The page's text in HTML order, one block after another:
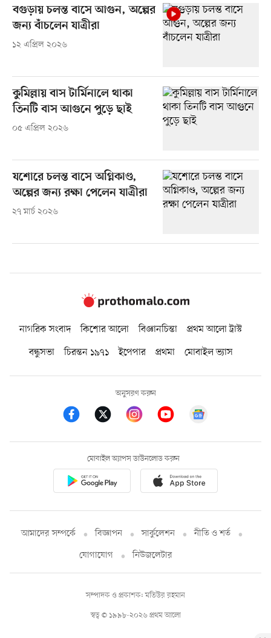
বগুড়ায় চলন্ত বাসে আগুন, অল্পের
জন্য বাঁচলেন যাত্রীরা
১২ এপ্রিল ২০২৬
কুমিল্লায় বাস টার্মিনালে থাকা
তিনটি বাস আগুনে পুড়ে ছাই
০৫ এপ্রিল ২০২৬
যশোরে চলন্ত বাসে অগ্নিকাণ্ড,
অল্পের জন্য রক্ষা পেলেন যাত্রীরা
২৭ মার্চ ২০২৬
নাগরিক সংবাদ কিশোর আলো বিজ্ঞানচিন্তা
প্রথম আলো ট্রাস্ট
বন্ধুসভা
চিরন্তন ১৯৭১ ইপেপার প্রথমা মোবাইল ভ্যাস
অনুসরণ করুন
মোবাইল অ্যাপস ডাউনলোড করুন
আমাদের সম্পর্কে বিজ্ঞাপন সার্কুলেশন
নীতি ও শর্ত
যোগাযোগ
নিউজলেটার
স্বত্ব © ১৯৯৮-২০২৬ প্রথম আলো
সম্পাদক ও প্রকাশক: মতিউর রহমান